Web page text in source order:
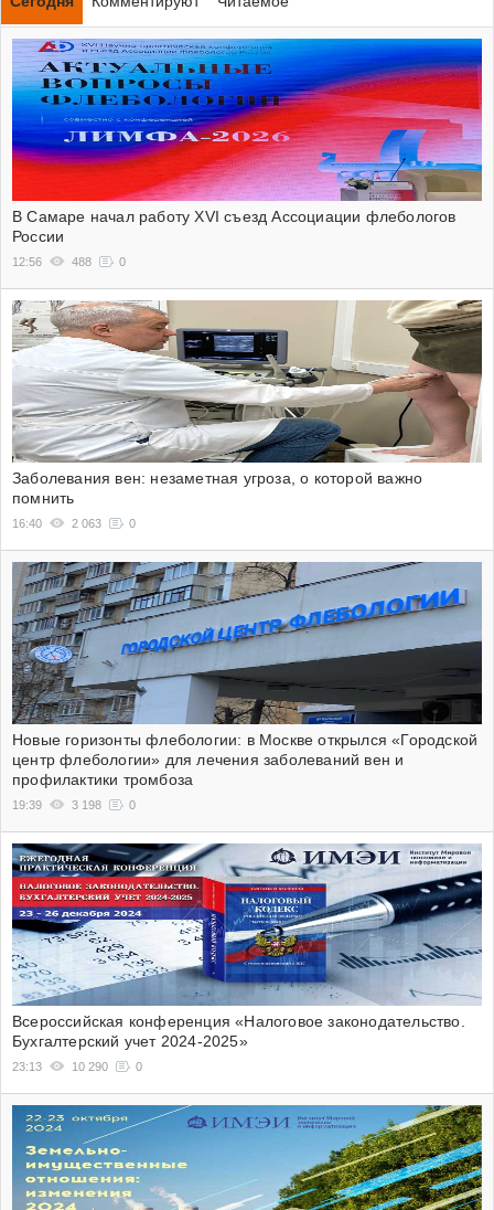
В Самаре начал работу XVI съезд Ассоциации флебологов
России
12:56 488 0
Заболевания вен: незаметная угроза, о которой важно
помнить
16:40 2 063 0
Новые горизонты флебологии: в Москве открылся «Городской
центр флебологии» для лечения заболеваний вен и
профилактики тромбоза
19:39 3 198 0
Всероссийская конференция «Налоговое законодательство.
Бухгалтерский учет 2024-2025»
23:13 10 290 0